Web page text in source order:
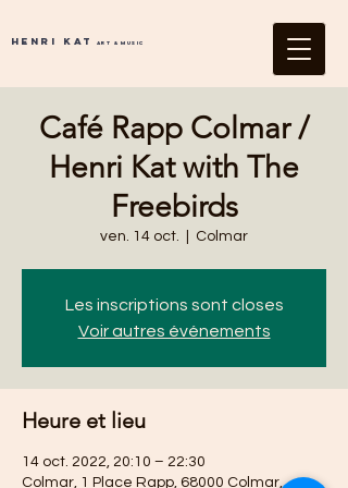
Henri Kat Art & Music
Café Rapp Colmar /
Henri Kat with The
Freebirds
ven. 14 oct. Colmar
Les inscriptions sont closes
Voir autres événements
Heure et lieu
14 oct. 2022, 20:10 – 22:30
Colmar, 1 Place Rapp, 68000 Colmar,